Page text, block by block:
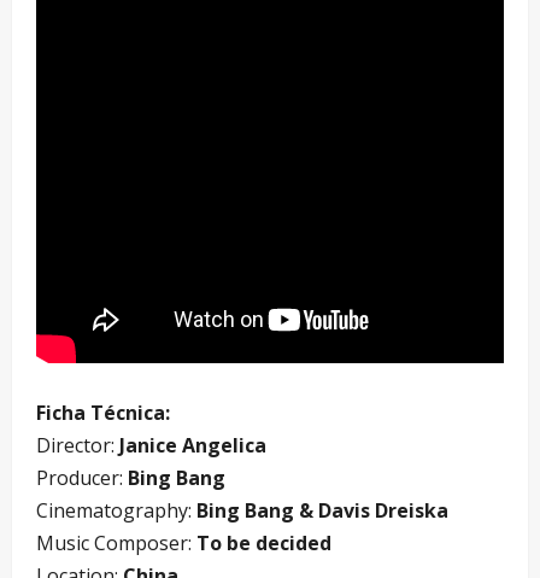
Ficha Técnica:
Director: Janice Angelica
Producer: Bing Bang
Cinematography: Bing Bang & Davis Dreiska
Music Composer: To be decided